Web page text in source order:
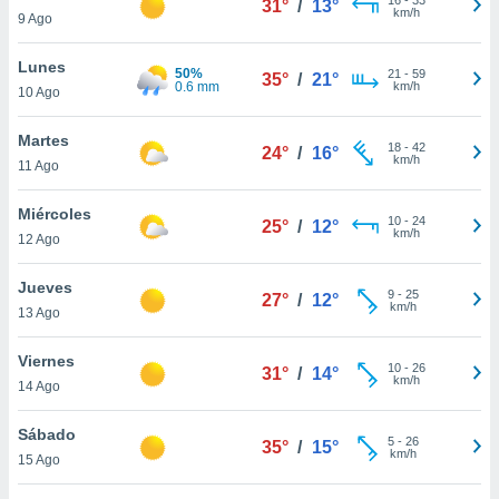
más
nuestra
y
de
disponible
cookies
aceptar
9 Ago
31° / 13°
km/h
Lunes
10 Ago
50%
0.6 mm
35° / 21° 21 - 59
km/h
Martes
11 Ago
24° / 16° 18- 42
km/h
Miércoles
12 Ago
25° / 12° 10- 24
km/h
Jueves
13 Ago
27° / 12° 9- 25
km/h
Viernes
14 Ago
31° / 14° 10- 26
km/h
Sábado
15 Ago
35° / 15° 5- 26
km/h